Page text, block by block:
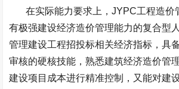
在实际能力要求上，JYPC工程造价
有极强建设经济造价管理能力的复合型
管理建设工程招投标相关经济指标，具
审核的硬核技能，熟悉建筑经济造价管
建设项目成本进行精准控制，又能对建